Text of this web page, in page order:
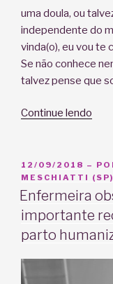
uma doula, ou
independente do
vinda(o), eu vou te
Se não conhece
talvez pense que
Continue lendo
uma
O
que
ela
PUBLICADO
EM
12/09/2018 –
MESCHIATTI (SP)
Enfermeira
importante
parto